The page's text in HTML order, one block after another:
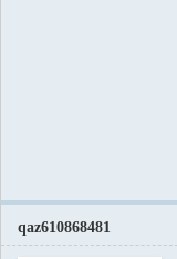
qaz610868481